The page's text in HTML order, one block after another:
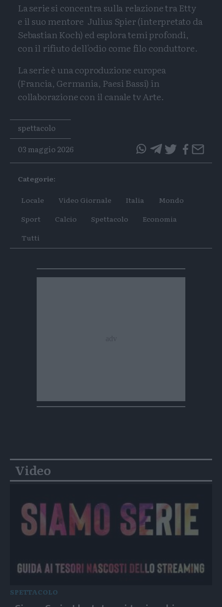
La serie si concentra sulla relazione tra Etty
e il suo mentore Julius Spier (interpretato da
Sebastian Koch) ed esplora temi profondi,
con il rifiuto dell'odio come filo conduttore.
La serie è una coproduzione europea
(Francia, Germania, Paesi Bassi) in
collaborazione con il canale tv Arte.
Tags
spettacolo
03 maggio 2026
questoquesto
Categorie:
Locale Video Giornale Italia
Mondo
Sport
Calcio Spettacolo
Economia
Tutti
Video
SPETTACOLO